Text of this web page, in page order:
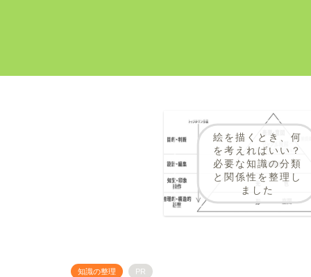
絵を描くとき、何
を考えればいい？
必要な知識の分類
と関係性を整理し
ました
知識の整理 PR